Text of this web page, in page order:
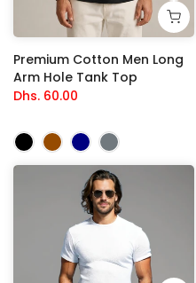
Premium Cotton Men Long
Arm Hole Tank Top
Dhs. 60.00